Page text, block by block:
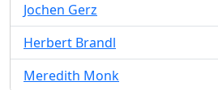
Jochen Gerz
Herbert Brandl
Meredith Monk